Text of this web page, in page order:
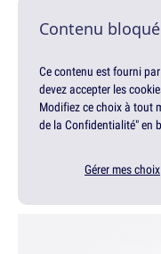
Contenu
Ce contenu est fourni
devez accepter les
Modifiez ce choix à tout
de la Confidentialité" en
Gérer mes choix